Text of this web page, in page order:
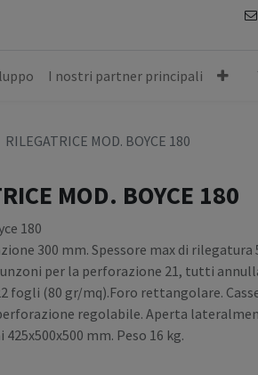
I nostri partner principali
RILEGATRICE MOD. BOYCE 180
MOD. BOYCE 180
180
300 mm. Spessore max di
per la perforazione 21, tutti
fogli (80 gr/mq).Foro rettangolare.
regolabile. Aperta
mm. Peso 16 kg.